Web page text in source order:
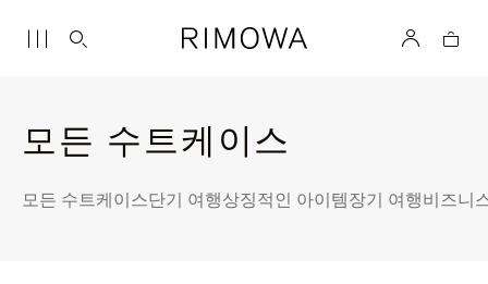
모든 수트케이스
모든 수트케이스단기 여행상징적인 아이템장기 여행비즈니